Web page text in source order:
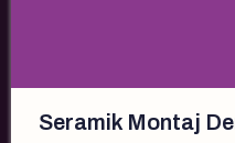
Seramik Montaj